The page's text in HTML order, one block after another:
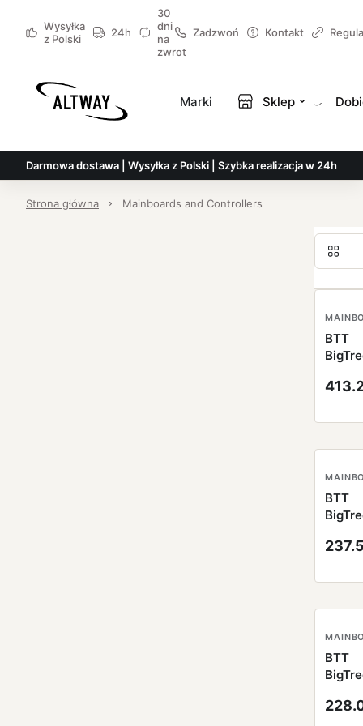
Wysyłka
z Polski
24h
30
dni
na
zwrot
Zadzwoń Kontakt
Marki Sklep
Darmowa dostawa | Wysyłka z Polski | Szybka realizacja w 24h
Strona główna Mainboards and Controllers
BTT
BTT
SKR
BTT
SKR